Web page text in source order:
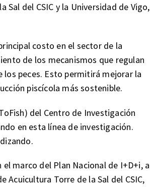
del CSIC y la Universidad de Vigo,
costo en el sector de la
de los mecanismos que regulan
peces. Esto permitirá mejorar la
piscícola más sostenible.
del Centro de Investigación
en esta línea de investigación.
marco del Plan Nacional de I+D+i, a
Torre de la Sal del CSIC,